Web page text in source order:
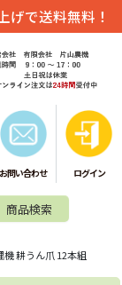
げで送料無料！
お問い合わせ ログイン
機 耕うん爪 12本組